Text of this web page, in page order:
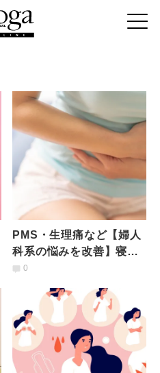
PMS・生理痛など【婦人
科系の悩みを改善】寝る
前30秒！ハッピーベイビ
0